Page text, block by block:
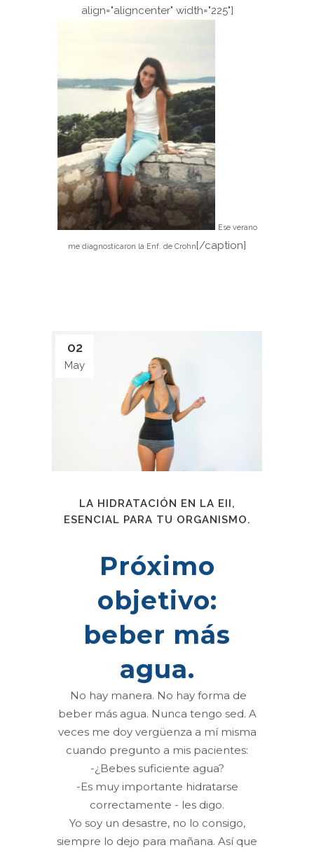
align="aligncenter" width="225"]
Ese verano
me diagnosticaron la Enf. de Crohn[/caption]
02
May
LA HIDRATACIÓN EN LA EII,
ESENCIAL PARA TU ORGANISMO.
Próximo
objetivo:
beber más
agua.
No hay manera. No hay forma de
beber más agua. Nunca tengo sed. A
veces me doy vergüenza a mí misma
cuando pregunto a mis pacientes:
-¿Bebes suficiente agua?
-Es muy importante hidratarse
correctamente - les digo.
Yo soy un desastre, no lo consigo,
siempre lo dejo para mañana. Así que